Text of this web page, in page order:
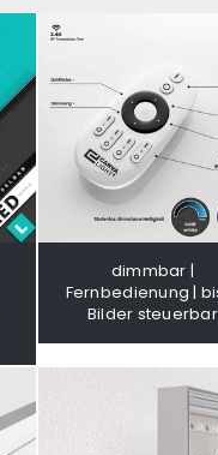
dimmbar |
Fernbedienung |
Bilder steuerbar